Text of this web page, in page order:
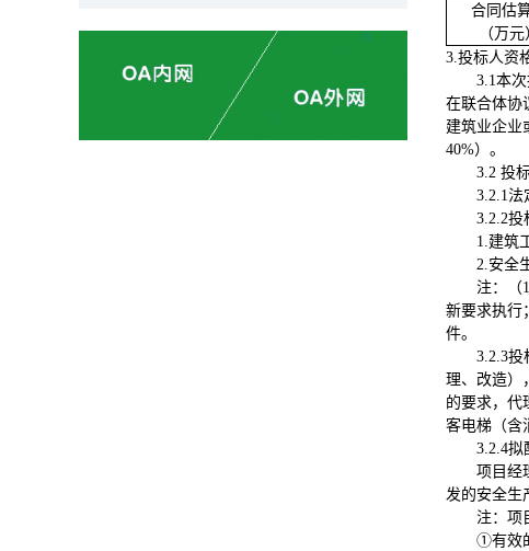
合同估
（万元
3.投标人资
3.1本
在联合体协
建筑业企业
40%）。
3.2 投
3.2.1法
3.2.2投
1.建筑
2.安全
注：（
新要求执行
件。
3.2.3投
理、改造）
的要求，代
客电梯（含
3.2.4拟
项目经
发的安全生
注：项
①有效